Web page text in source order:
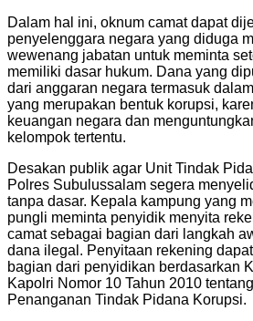
Dalam hal ini, oknum camat dapat
penyelenggara negara yang diduga
wewenang jabatan untuk meminta
memiliki dasar hukum. Dana yang
dari anggaran negara termasuk
yang merupakan bentuk korupsi,
keuangan negara dan
kelompok tertentu.
Desakan publik agar Unit Tindak
Polres Subulussalam segera
tanpa dasar. Kepala kampung yang
pungli meminta penyidik menyita
camat sebagai bagian dari langkah
dana ilegal. Penyitaan rekening
bagian dari penyidikan berdasarkan
Kapolri Nomor 10 Tahun 2010
Penanganan Tindak Pidana Korupsi.